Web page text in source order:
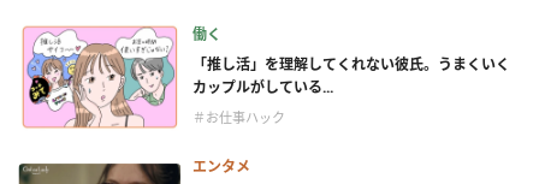
働く
「推し活」を理解してくれない彼氏。うまくいく
カップルがしている...
＃お仕事ハック
エンタメ